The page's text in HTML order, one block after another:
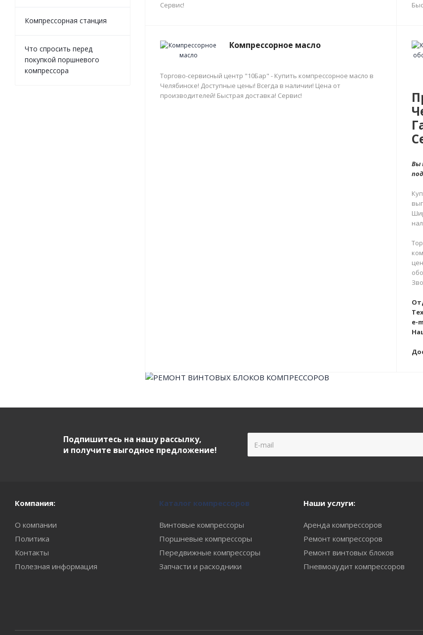
Сервис!
Компрессорное масло
Торгово-сервисный центр "10Бар" - Купить компрессорное масло в
Челябинске! Доступные цены! Всегда в наличии! Цена от
производителей! Быстрая доставка! Сервис!
Вы
e-
Компрессорная станция
Что спросить перед
покупкой поршневого
компрессора
Подпишитесь на нашу рассылку,
и получите выгодное предложение!
Компания:
О компании
Политика
Контакты
Полезная информация
Каталог компрессоров
Винтовые компрессоры
Поршневые компрессоры
Передвижные компрессоры
Запчасти и расходники
Наши услуги:
Аренда компрессоров
Ремонт компрессоров
Ремонт винтовых блоков
Пневмоаудит компрессоров